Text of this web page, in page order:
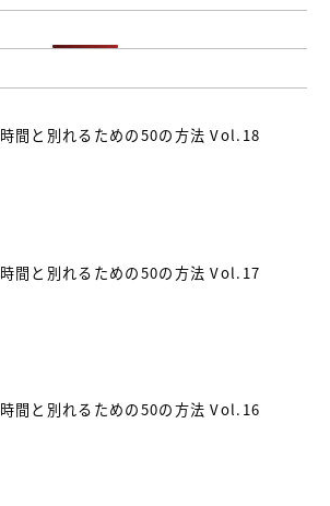
時間と別れるための50の方法 Vol.18
時間と別れるための50の方法 Vol.17
時間と別れるための50の方法 Vol.16